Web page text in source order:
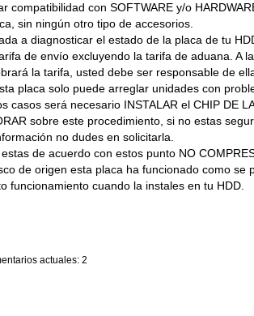
compatibilidad con SOFTWARE y/o
sin ningún otro tipo de accesorios.
a diagnosticar el estado de la placa de tu
de envío excluyendo la tarifa de aduana. A
la tarifa, usted debe ser responsable de
placa solo puede arreglar unidades con
casos será necesario INSTALAR el CHIP DE
sobre este procedimiento, si no estas
no dudes en solicitarla.
de acuerdo con estos punto NO
de origen esta placa ha funcionado como
funcionamiento cuando la instales en tu HDD.
actuales: 2